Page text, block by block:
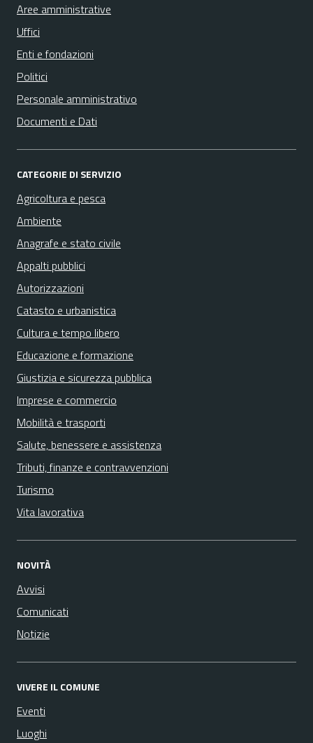
Aree amministrative
Uffici
Enti e fondazioni
Politici
Personale amministrativo
Documenti e Dati
CATEGORIE DI SERVIZIO
Agricoltura e pesca
Ambiente
Anagrafe e stato civile
Appalti pubblici
Autorizzazioni
Catasto e urbanistica
Cultura e tempo libero
Educazione e formazione
Giustizia e sicurezza pubblica
Imprese e commercio
Mobilità e trasporti
Salute, benessere e assistenza
Tributi, finanze e contravvenzioni
Turismo
Vita lavorativa
NOVITÀ
Avvisi
Comunicati
Notizie
VIVERE IL COMUNE
Eventi
Luoghi